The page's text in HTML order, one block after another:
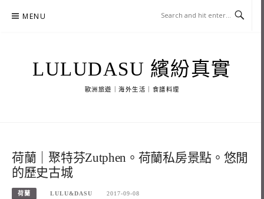
MENU
LULUDASU 繽紛真實
歐洲旅遊｜海外生活｜食譜料理
荷蘭｜聚特芬Zutphen。荷蘭私房景點。悠閒
的歷史古城
荷蘭 LULU&DASU 2017-09-08